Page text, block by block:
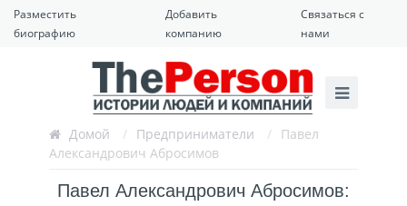
Разместить
биографию
Добавить
компанию
Связаться с
нами
Домой / Предприниматели / Павел
Александрович Абросимов
Павел Александрович Абросимов: